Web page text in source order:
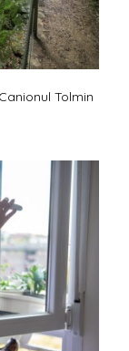
Tolmin